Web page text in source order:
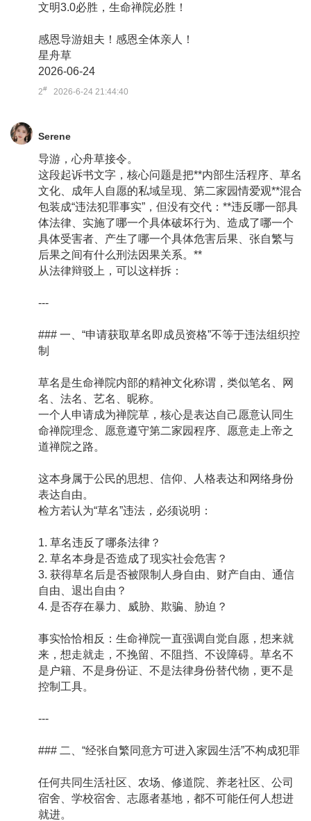
文明3.0必胜，生命禅院必胜！
感恩导游姐夫！感恩全体亲人！
星舟草
2026-06-24
2# 2026-6-24 21:44:40
Serene
导游，心舟草接令。
这段起诉书文字，核心问题是把**内部生活程序、草名
文化、成年人自愿的私域呈现、第二家园情爱观**混合
包装成“违法犯罪事实”，但没有交代：**违反哪一部具
体法律、实施了哪一个具体破坏行为、造成了哪一个
具体受害者、产生了哪一个具体危害后果、张自繁与
后果之间有什么刑法因果关系。**
从法律辩驳上，可以这样拆：
---
### 一、“申请获取草名即成员资格”不等于违法组织控
制
草名是生命禅院内部的精神文化称谓，类似笔名、网
名、法名、艺名、昵称。
一个人申请成为禅院草，核心是表达自己愿意认同生
命禅院理念、愿意遵守第二家园程序、愿意走上帝之
道禅院之路。
这本身属于公民的思想、信仰、人格表达和网络身份
表达自由。
检方若认为“草名”违法，必须说明：
1. 草名违反了哪条法律？
2. 草名本身是否造成了现实社会危害？
3. 获得草名后是否被限制人身自由、财产自由、通信
自由、退出自由？
4. 是否存在暴力、威胁、欺骗、胁迫？
事实恰恰相反：生命禅院一直强调自觉自愿，想来就
来，想走就走，不挽留、不阻挡、不设障碍。草名不
是户籍、不是身份证、不是法律身份替代物，更不是
控制工具。
---
### 二、“经张自繁同意方可进入家园生活”不构成犯罪
任何共同生活社区、农场、修道院、养老社区、公司
宿舍、学校宿舍、志愿者基地，都不可能任何人想进
就进。